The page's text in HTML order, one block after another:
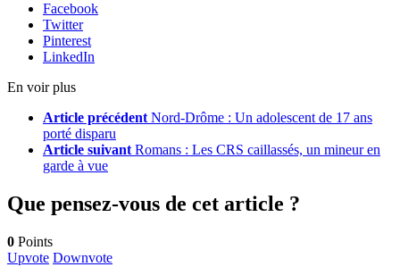
Facebook
Twitter
Pinterest
LinkedIn
En voir plus
Article précédent Nord-Drôme : Un adolescent de 17 ans
porté disparu
Article suivant Romans : Les CRS caillassés, un mineur en
garde à vue
Que pensez-vous de cet article ?
0 Points
Upvote Downvote